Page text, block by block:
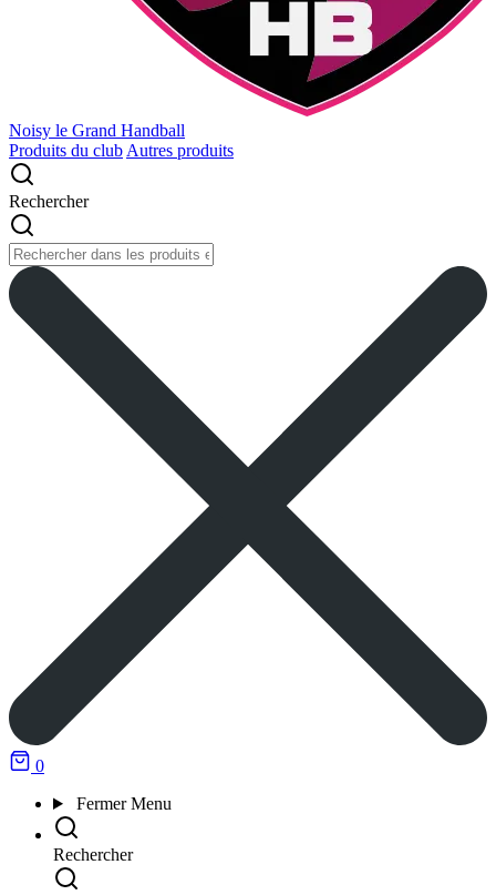
Noisy le Grand Handball
Produits du club Autres produits
Rechercher
0
Fermer Menu
Rechercher